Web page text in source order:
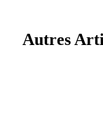
Autres